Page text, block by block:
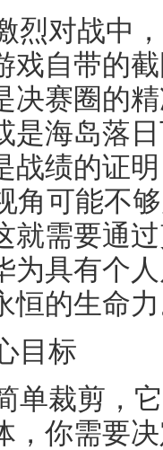
烈对战中
戏自带的
决赛圈的
是海岛落
战绩的证
角可能不
就需要通
为具有个
恒的生命
目标
单裁剪，
，你需要